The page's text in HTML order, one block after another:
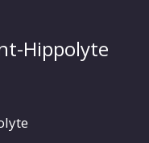
Hippolyte